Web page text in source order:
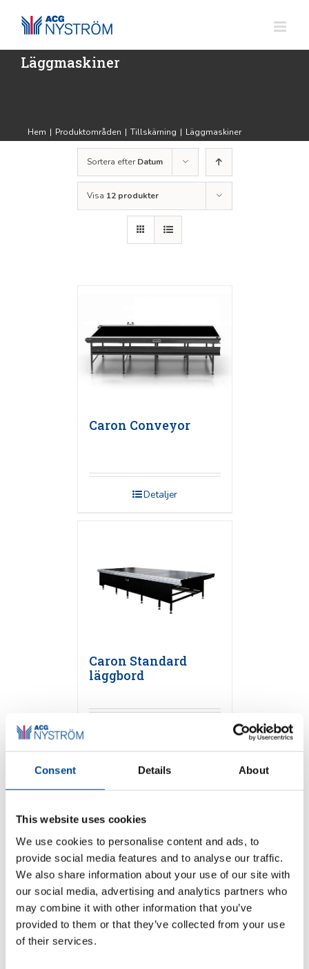
Consent Details About
This website uses cookies
We use cookies to personalise content and ads, to
provide social media features and to analyse our traffic.
We also share information about your use of our site with
our social media, advertising and analytics partners who
may combine it with other information that you’ve
provided to them or that they’ve collected from your use
of their services.
innehållet
Läggmaskiner
Hem | Produktområden | Tillskärning | Läggmaskiner
Sortera efterDatum
Visa 12 produkter
Caron Conveyor
Detaljer
Caron Standard
läggbord
Caron Flash
läggmaskin